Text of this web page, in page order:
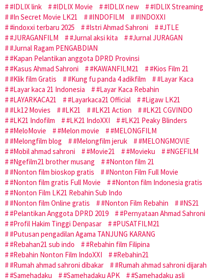
#IDLIX link
#IDLIX Movie #IDLIX new
#IDLIX Streaming
#In Secret Movie LK21
#INDOFILM
#INDOXXI
#indoxxi terbaru 2025
#Istri Ahmad Sahroni
#JTLE
#JURAGANFILM
#Jurnal aksi kita
#Jurnal JURAGAN
#Jurnal Ragam PENGABDIAN
#Kapan Pelantikan anggota DPRD Provinsi
#Kasus Ahmad Sahroni
#KAWANFILM21
#Kios Film 21
#Klik film Gratis
#Kung fu panda 4 adikfilm
#Layar Kaca
#Layar kaca 21 Indonesia
#Layar Kaca Rebahin
#LAYARKACA21
#Layarkaca21 Official
#Ligaw LK21
#Lk12 Movies
#LK21 #LK21 Action
#LK21 CGVINDO
#LK21 Indofilm
#LK21 IndoXXI
#LK21 Peaky Blinders
#MeloMovie
#Melon movie
#MELONGFILM
#Melongfilm blog
#Melongfilm jeruk
#MELONGMOVIE
#Mobil ahmad sahroni
#Movie21 #Movieku
#NGEFILM
#Ngefilm21 brother musang
#Nonton film 21
#Nonton film bioskop gratis
#Nonton Film Full Movie
#Nonton film gratis Full Movie
#Nonton film Indonesia gratis
#Nonton Film LK21 Rebahin Sub Indo
#Nonton film Online gratis
#Nonton Film Rebahin
#NS21
#Pelantikan Anggota DPRD 2019
#Pernyataan Ahmad Sahroni
#Profil Hakim Tinggi Denpasar
#PUSATFILM21
#Putusan pengadilan Agama TANJUNG KARANG
#Rebahan21 sub indo
#Rebahin film Filipina
#Rebahin Nonton Film IndoXXI
#Rebahin21
#Rumah ahmad sahroni dibakar
#Rumah ahmad sahroni dijarah
#Samehadaku
#Samehadaku APK
#Samehadaku asli